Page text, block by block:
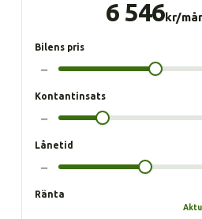
6 546kr/
Bilens pris
−
Kontantinsats
−
Lånetid
−
Ränta